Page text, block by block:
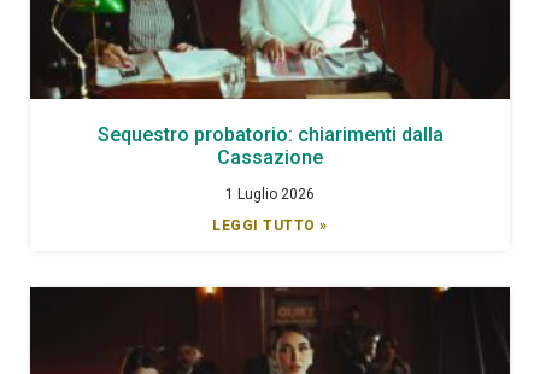
Sequestro probatorio: chiarimenti dalla
Cassazione
1 Luglio 2026
LEGGI TUTTO »